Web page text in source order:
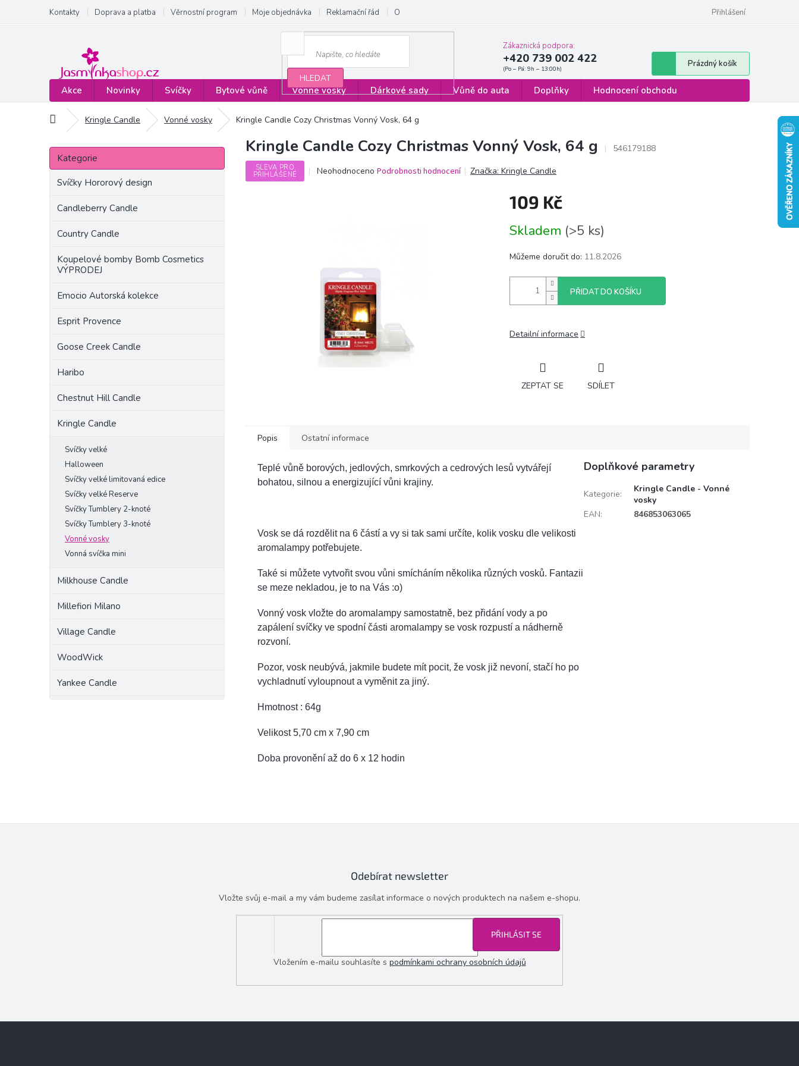
obsah
Kontakty Doprava a platba Věrnostní program Moje objednávka Reklamační řád Obchodní podmínky Formulář pro odstoupení od smlouvy
Přihlášení
HLEDAT
Zákaznická podpora:
+420 739 002 422
Nákupní
košík
Prázdný košík
Akce Novinky Svíčky Bytové vůně Vonné vosky Dárkové sady Vůně do auta Doplňky Hodnocení obchodu
Domů Kringle Candle Vonné vosky Kringle Candle Cozy Christmas Vonný Vosk, 64 g
P
s
Přeskočit
kategorie
Kategorie
Svíčky Hororový design
Candleberry Candle
Country Candle
Koupelové bomby Bomb Cosmetics
VÝPRODEJ
Emocio Autorská kolekce
Esprit Provence
Goose Creek Candle
Haribo
Chestnut Hill Candle
Kringle Candle
Svíčky velké
Halloween
Svíčky velké limitovaná edice
Svíčky velké Reserve
Svíčky Tumblery 2-knoté
Svíčky Tumblery 3-knoté
Vonné vosky
Vonná svíčka mini
Milkhouse Candle
Millefiori Milano
Village Candle
WoodWick
Yankee Candle
Kringle Candle Cozy Christmas Vonný Vosk, 64 g 546179188
SLEVA PRO
PŘIHLÁŠENÉ
Průměrné
Neohodnoceno Podrobnosti hodnocení Značka:Kringle Candle
109 Kč
cena:
Skladem (>5 ks)
Můžeme doručit do: 11.8.2026
PŘIDAT DO KOŠÍKU
Detailní informace
ZEPTAT SE SDÍLET
Popis Ostatní informace
Teplé vůně borových, jedlových, smrkových a cedrových lesů vytvářejí
bohatou, silnou a energizující vůni krajiny.
Vosk se dá rozdělit na 6 částí a vy si tak sami určíte, kolik vosku dle velikosti
aromalampy potřebujete.
Také si můžete vytvořit svou vůni smícháním několika různých vosků. Fantazii
se meze nekladou, je to na Vás :o)
Vonný vosk vložte do aromalampy samostatně, bez přidání vody a po
zapálení svíčky ve spodní části aromalampy se vosk rozpustí a nádherně
rozvoní.
Pozor, vosk neubývá, jakmile budete mít pocit, že vosk již nevoní, stačí ho po
vychladnutí vyloupnout a vyměnit za jiný.
Hmotnost : 64g
Velikost 5,70 cm x 7,90 cm
Doba provonění až do 6 x 12 hodin
Doplňkové parametry
Kategorie:
Kringle Candle - Vonné
vosky
EAN: 846853063065
Odebírat newsletter
Vložte svůj e-mail a my vám budeme zasílat informace o nových produktech na našem e-shopu.
Vložením e-mailu souhlasíte s podmínkami ochrany osobních údajů
PŘIHLÁSIT SE